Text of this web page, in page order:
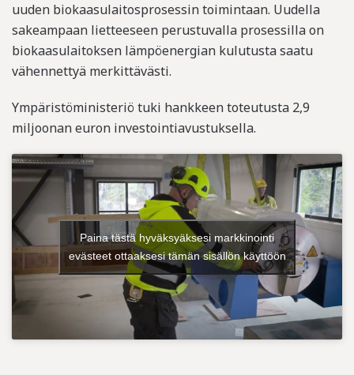
uuden biokaasulaitosprosessin toimintaan. Uudella
sakeampaan lietteeseen perustuvalla prosessilla on
biokaasulaitoksen lämpöenergian kulutusta saatu
vähennettyä merkittävästi.
Ympäristöministeriö tuki hankkeen toteutusta 2,9
miljoonan euron investointiavustuksella.
Paina tästä hyväksyäksesi markkinointi
evästeet ottaaksesi tämän sisällön käyttöön